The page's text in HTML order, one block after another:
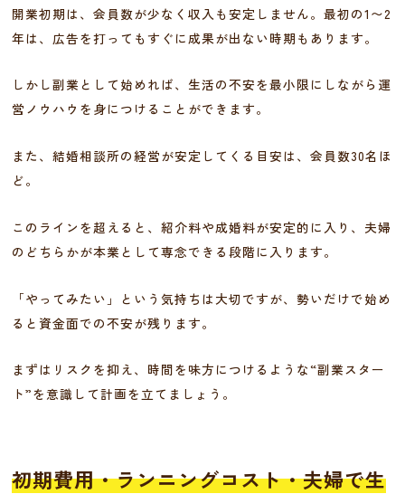
開業初期は、会員数が少なく収入も安定しません。最初の1〜2
年は、広告を打ってもすぐに成果が出ない時期もあります。
しかし副業として始めれば、生活の不安を最小限にしながら運
営ノウハウを身につけることができます。
また、結婚相談所の経営が安定してくる目安は、会員数30名ほ
ど。
このラインを超えると、紹介料や成婚料が安定的に入り、夫婦
のどちらかが本業として専念できる段階に入ります。
「やってみたい」という気持ちは大切ですが、勢いだけで始め
ると資金面での不安が残ります。
まずはリスクを抑え、時間を味方につけるような“副業スター
ト”を意識して計画を立てましょう。
初期費用・ランニングコスト・夫婦で生